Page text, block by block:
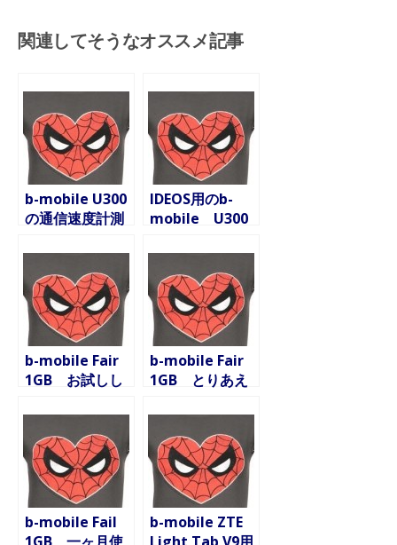
関連してそうなオススメ記事
b-mobile U300
の通信速度計測
IDEOS用のb-
mobile U300
b-mobile Fair
1GB お試しし
b-mobile Fair
1GB とりあえ
b-mobile Fail
b-mobile ZTE